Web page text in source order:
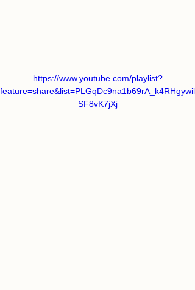
https://www.youtube.com/playlist?
feature=share&list=PLGqDc9na1b69rA_k4RHgywil
SF8vK7jXj